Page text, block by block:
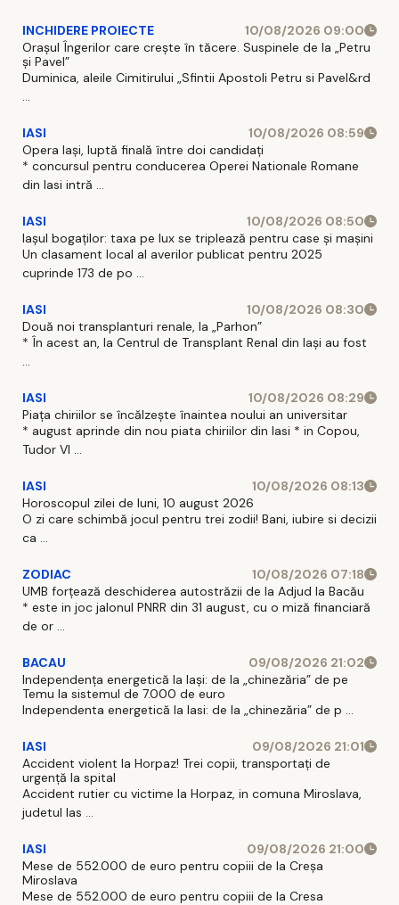
INCHIDERE PROIECTE
10/08/2026 09:00
Orașul Îngerilor care crește în tăcere. Suspinele de la „Petru
și Pavel”
Duminica, aleile Cimitirului „Sfintii Apostoli Petru si Pavel&rd
IASI
10/08/2026 08:59
Opera Iași, luptă finală între doi candidați
* concursul pentru conducerea Operei Nationale Romane
din Iasi intră ...
IASI
10/08/2026 08:50
Iașul bogaților: taxa pe lux se triplează pentru case și mașini
Un clasament local al averilor publicat pentru 2025
cuprinde 173 de po ...
IASI
10/08/2026 08:30
Două noi transplanturi renale, la „Parhon”
* În acest an, la Centrul de Transplant Renal din Iaşi au fost
IASI
10/08/2026 08:29
Piața chiriilor se încălzește înaintea noului an universitar
* august aprinde din nou piata chiriilor din Iasi * in Copou,
Tudor Vl ...
IASI
10/08/2026 08:13
Horoscopul zilei de luni, 10 august 2026
O zi care schimbă jocul pentru trei zodii! Bani, iubire si decizii
ca ...
ZODIAC
10/08/2026 07:18
UMB forțează deschiderea autostrăzii de la Adjud la Bacău
* este in joc jalonul PNRR din 31 august, cu o miză financiară
de or ...
BACAU
09/08/2026 21:02
Independența energetică la Iași: de la „chinezăria” de pe
Temu la sistemul de 7.000 de euro
Independenta energetică la Iasi: de la „chinezăria” de p ...
IASI
09/08/2026 21:01
Accident violent la Horpaz! Trei copii, transportați de
urgență la spital
Accident rutier cu victime la Horpaz, in comuna Miroslava,
judetul Ias ...
IASI
09/08/2026 21:00
Mese de 552.000 de euro pentru copiii de la Creșa
Miroslava
Mese de 552.000 de euro pentru copiii de la Cresa